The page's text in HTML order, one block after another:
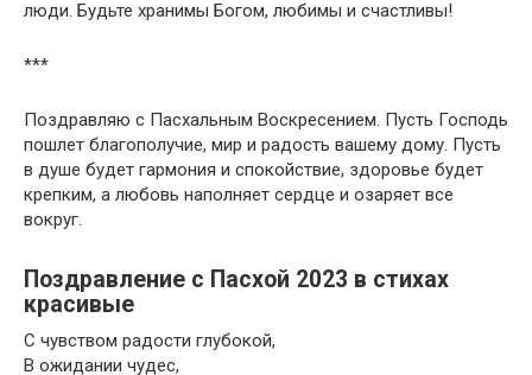
люди. Будьте хранимы Богом, любимы и счастливы!
***
Поздравляю с Пасхальным Воскресением. Пусть Господь
пошлет благополучие, мир и радость вашему дому. Пусть
в душе будет гармония и спокойствие, здоровье будет
крепким, а любовь наполняет сердце и озаряет все
вокруг.
Поздравление с Пасхой 2023 в стихах
красивые
С чувством радости глубокой,
В ожидании чудес,